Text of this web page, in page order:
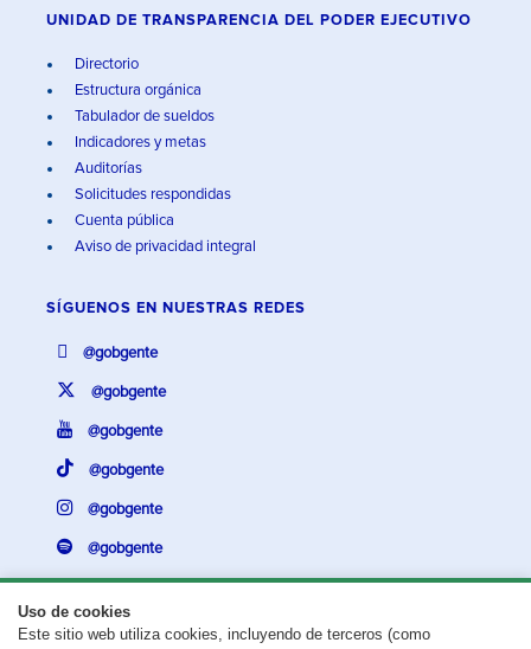
Uso de cookies
Este sitio web utiliza cookies, incluyendo de terceros (como
UNIDAD DE TRANSPARENCIA DEL PODER EJECUTIVO
Directorio
Estructura orgánica
Tabulador de sueldos
Indicadores y metas
Auditorías
Solicitudes respondidas
Cuenta pública
Aviso de privacidad integral
SÍGUENOS EN NUESTRAS REDES
@gobgente
@gobgente
@gobgente
@gobgente
@gobgente
@gobgente
¿Existe algún problema con esta página?Repórtalo aquí.